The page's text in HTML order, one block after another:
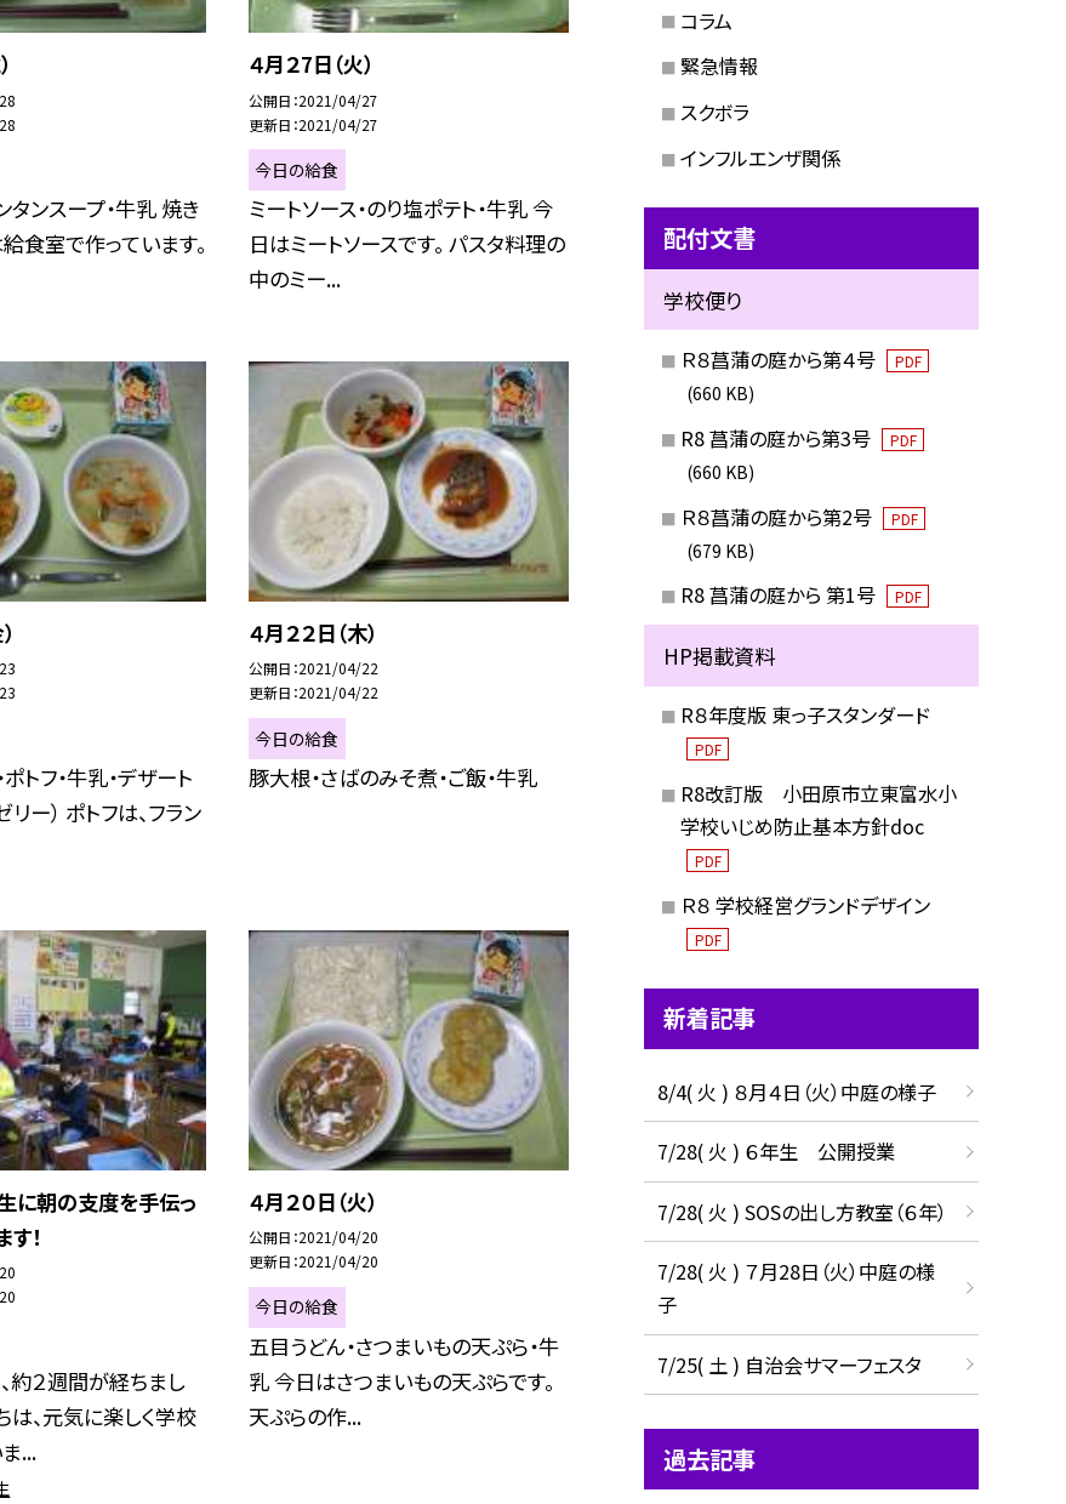
タンスープ・牛乳 焼き
食室で作っています。
４月２7日（火）
公開日 2021/04/27
更新日 2021/04/27
今日の給食
ミートソース・のり塩ポテト・牛乳 今
日はミートソースです。 パスタ料理の
中のミー...
トフ・牛乳・デザート
リー） ポトフは、フラン
４月２２日（木）
公開日 2021/04/22
更新日 2021/04/22
今日の給食
豚大根・さばのみそ煮・ご飯・牛乳
に朝の支度を手伝っ
！
約２週間が経ちまし
は、元気に楽しく学校
...
４月２０日（火）
公開日 2021/04/20
更新日 2021/04/20
今日の給食
五目うどん・さつまいもの天ぷら・牛
乳 今日はさつまいもの天ぷらです。
天ぷらの作...
コラム
緊急情報
スクボラ
インフルエンザ関係
配付文書
学校便り
Ｒ８菖蒲の庭から第４号 PDF
(660 KB)
R8 菖蒲の庭から第3号 PDF
(660 KB)
Ｒ８菖蒲の庭から第2号 PDF
(679 KB)
R8 菖蒲の庭から 第1号 PDF
HP掲載資料
R８年度版 東っ子スタンダード
PDF
R8改訂版 小田原市立東富水小
学校いじめ防止基本方針doc
PDF
Ｒ８ 学校経営グランドデザイン
PDF
新着記事
8/4( 火 ) ８月４日（火）中庭の様子
7/28( 火 ) ６年生 公開授業
7/28( 火 ) SOSの出し方教室（６年）
7/28( 火 ) ７月28日（火）中庭の様
子
7/25( 土 ) 自治会サマーフェスタ
過去記事